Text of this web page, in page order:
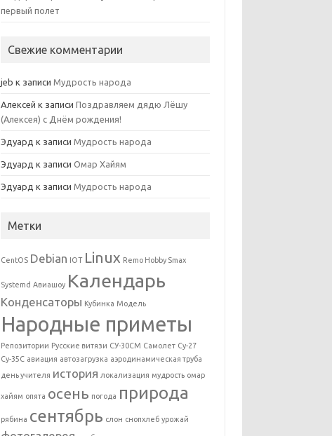
первый полет
Свежие комментарии
jeb к записиМудрость народа
Алексей к записиПоздравляем дядю Лёшу
(Алексея) с Днём рождения!
Эдуард к записиМудрость народа
Эдуард к записиОмар Хайям
Эдуард к записиМудрость народа
Метки
CentOS Debian IOT Linux Remo Hobby Smax
Systemd Авиашоу Календарь
Конденсаторы Кубинка Модель
Народные приметы
Репозитории Русские витязи СУ-30СМ Самолет Су-27
Су-35С авиация автозагрузка аэродинамическая труба
день учителя история локализация мудрость омар
хайям опята осень погода природа
рябина сентябрь слон снопхлеб урожай